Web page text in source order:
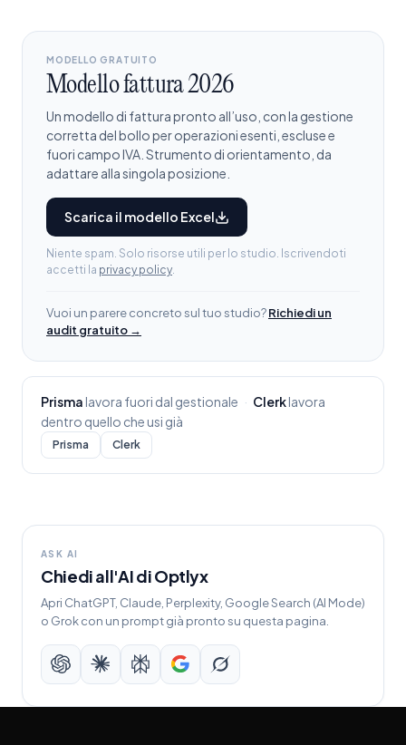
MODELLO GRATUITO
Modello fattura 2026
Un modello di fattura pronto all’uso, con la gestione
corretta del bollo per operazioni esenti, escluse e
fuori campo IVA. Strumento di orientamento, da
adattare alla singola posizione.
Scarica il modello Excel
Niente spam. Solo risorse utili per lo studio. Iscrivendoti
accetti la privacy policy.
Vuoi un parere concreto sul tuo studio?Richiedi un
audit gratuito →
Prismalavora fuori dal gestionale · Clerklavora
dentro quello che usi già
Prisma Clerk
ASK AI
Chiedi all'AI di Optlyx
Apri ChatGPT, Claude, Perplexity, Google Search (AI Mode)
o Grok con un prompt già pronto su questa pagina.